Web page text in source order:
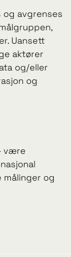
og avgrenses
Uansett
aktører
og/eller
og
være
og